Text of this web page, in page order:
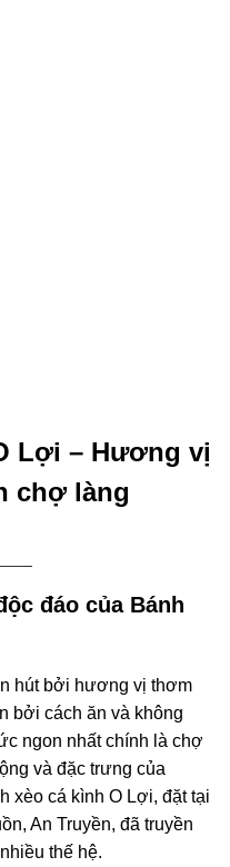
Lợi – Hương vị
chợ làng
đáo của Bánh
hút bởi hương vị thơm
bởi cách ăn và không
ngon nhất chính là chợ
và đặc trưng của
xèo cá kình O Lợi, đặt tại
An Truyền, đã truyền
thế hệ.